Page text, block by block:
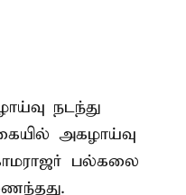
நடந்து
அகழாய்வு
பல்கலை